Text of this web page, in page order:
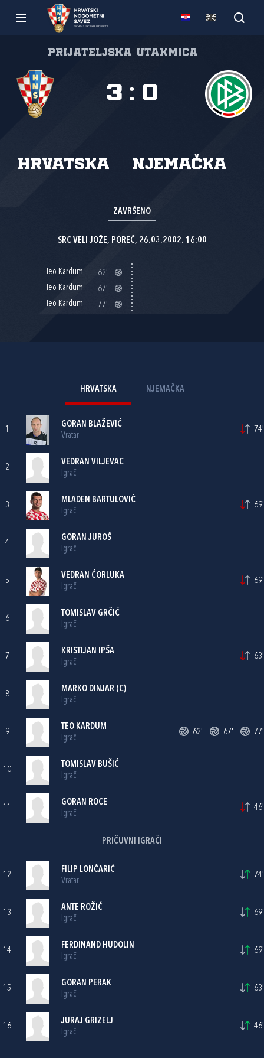
Prijateljska utakmica
Hrvatska Njemačka
3 : 0
ZAVRŠENO
SRC VELI JOŽE, POREČ, 26.03.2002. 16:00
Teo Kardum
62'
Teo Kardum
67'
Teo Kardum
77'
HRVATSKA NJEMAČKA
1
GORAN BLAŽEVIĆ
Vratar
74'
2
VEDRAN VILJEVAC
Igrač
3
MLADEN BARTULOVIĆ
Igrač
69'
4
GORAN JUROŠ
Igrač
5
VEDRAN ĆORLUKA
Igrač
69'
6
TOMISLAV GRČIĆ
Igrač
7
KRISTIJAN IPŠA
Igrač
63'
8
MARKO DINJAR (C)
Igrač
9
TEO KARDUM
Igrač
62' 67' 77'
10
TOMISLAV BUŠIĆ
Igrač
11
GORAN ROCE
Igrač
46'
PRIČUVNI IGRAČI
12
FILIP LONČARIĆ
Vratar
74'
13
ANTE ROŽIĆ
Igrač
69'
14
FERDINAND HUDOLIN
Igrač
69'
15
GORAN PERAK
Igrač
63'
16
JURAJ GRIZELJ
Igrač
46'